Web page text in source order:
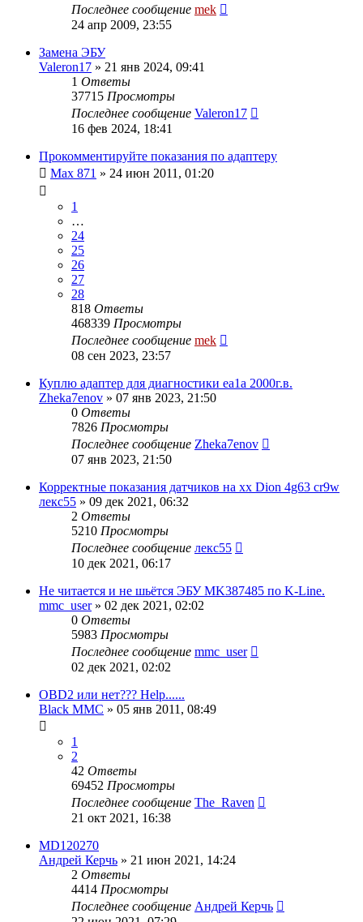
Последнее сообщение mek
24 апр 2009, 23:55
Замена ЭБУ
Valeron17 » 21 янв 2024, 09:41
1 Ответы
37715 Просмотры
Последнее сообщение Valeron17
16 фев 2024, 18:41
Прокомментируйте показания по адаптеру
Max 871 » 24 июн 2011, 01:20
1
…
24
25
26
27
28
818 Ответы
468339 Просмотры
Последнее сообщение mek
08 сен 2023, 23:57
Куплю адаптер для диагностики ea1a 2000г.в.
Zheka7enov » 07 янв 2023, 21:50
0 Ответы
7826 Просмотры
Последнее сообщение Zheka7enov
07 янв 2023, 21:50
Корректные показания датчиков на хх Dion 4g63 cr9w
лекс55 » 09 дек 2021, 06:32
2 Ответы
5210 Просмотры
Последнее сообщение лекс55
10 дек 2021, 06:17
Не читается и не шьётся ЭБУ MK387485 по K-Line.
mmc_user» 02 дек 2021, 02:02
0 Ответы
5983 Просмотры
Последнее сообщение mmc_user
02 дек 2021, 02:02
OBD2 или нет??? Help......
Black MMC » 05 янв 2011, 08:49
1
2
42 Ответы
69452 Просмотры
Последнее сообщение The_Raven
21 окт 2021, 16:38
MD120270
Андрей Керчь » 21 июн 2021, 14:24
2 Ответы
4414 Просмотры
Последнее сообщение Андрей Керчь